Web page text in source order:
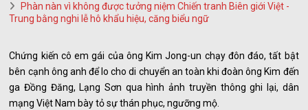
Phàn nàn vì không được tưởng niệm Chiến tranh Biên giới Việt -
Trung bằng nghi lễ hô khẩu hiệu, căng biểu ngữ
Chứng kiến cô em gái của ông Kim Jong-un chạy đôn đáo, tất bật
bên cạnh ông anh để lo cho di chuyển an toàn khi đoàn ông Kim đến
ga Đồng Đăng, Lạng Sơn qua hình ảnh truyền thông ghi lại, dân
mạng Việt Nam bày tỏ sự thán phục, ngưỡng mộ.